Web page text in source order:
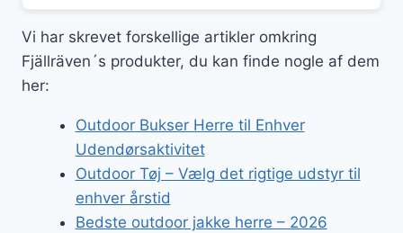
Vi har skrevet forskellige artikler omkring
Fjällräven´s produkter, du kan finde nogle af dem
her:
Outdoor Bukser Herre til Enhver
Udendørsaktivitet
Outdoor Tøj – Vælg det rigtige udstyr til
enhver årstid
Bedste outdoor jakke herre – 2026